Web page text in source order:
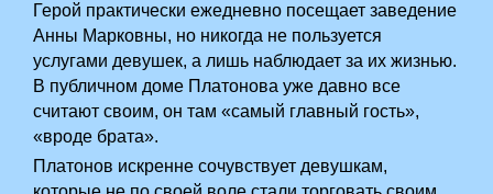
Герой практически ежедневно посещает заведение
Анны Марковны, но никогда не пользуется
услугами девушек, а лишь наблюдает за их жизнью.
В публичном доме Платонова уже давно все
считают своим, он там «самый главный гость»,
«вроде брата».
Платонов искренне сочувствует девушкам,